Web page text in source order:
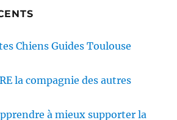
Chiens Guides Toulouse
la compagnie des autres
à mieux supporter la